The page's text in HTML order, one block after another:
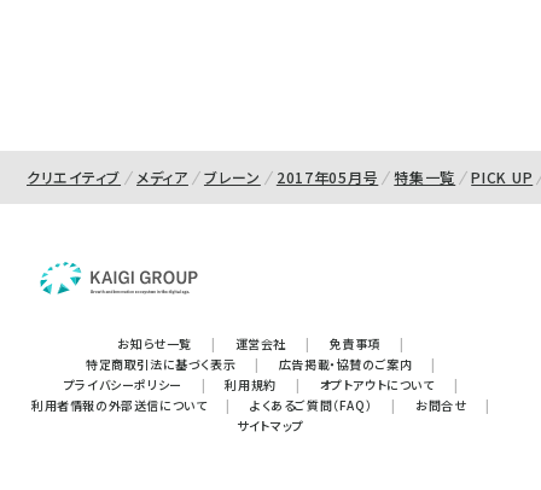
クリエイティブ メディア ブレーン 2017年05月号 特集一覧 PICK UP
お知らせ一覧 | 運営会社 | 免責事項
|
特定商取引法に基づく表示
| 広告掲載・協賛のご案内
|
プライバシーポリシー
| 利用規約 | オプトアウトについて
|
利用者情報の外部送信について
| よくあるご質問（FAQ） | お問合せ
|
サイトマップ